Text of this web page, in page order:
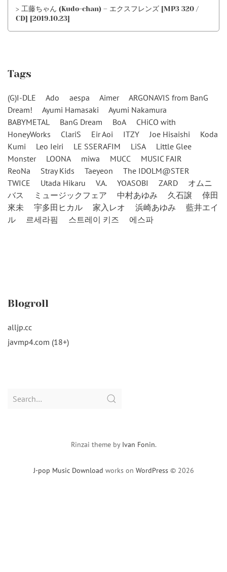
> 工藤ちゃん (Kudo-chan) – エクスフレンズ [MP3 320 /
CD] [2019.10.23]
Tags
(G)I-DLE Ado aespa Aimer
ARGONAVIS from BanG
Dream!
Ayumi Hamasaki
Ayumi Nakamura
BABYMETAL
BanG Dream BoA
CHiCO with
HoneyWorks
ClariS Eir Aoi ITZY Joe Hisaishi
Koda
Kumi
Leo Ieiri LE SSERAFIM LiSA
Little Glee
Monster
LOONA miwa MUCC
MUSIC FAIR
ReoNa
Stray Kids Taeyeon
The IDOLM@STER
TWICE
Utada Hikaru V.A. YOASOBI ZARD
オムニ
バス
ミュージックフェア 中村あゆみ 久石譲
倖田
來未
宇多田ヒカル 家入レオ 浜崎あゆみ
藍井エイ
ル
르세라핌 스트레이 키즈 에스파
Blogroll
alljp.cc
javmp4.com (18+)
Search
J-pop Music Download works on WordPress © 2026
Rinzai theme by Ivan Fonin.